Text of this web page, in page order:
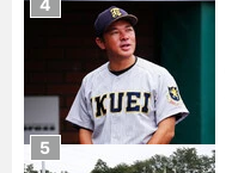
5